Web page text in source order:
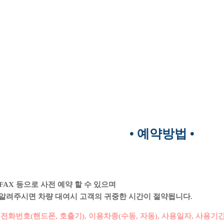
• 예약방법 •
등으로 사전 예약 할 수 있으며
려주시면 차량 대여시 고객의 귀중한 시간이 절약됩니다.
화번호(핸드폰, 호출기), 이용차종(수동, 자동), 사용일자, 사용기